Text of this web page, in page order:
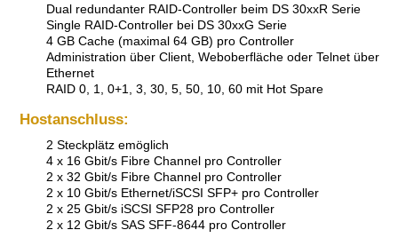
Dual redundanter RAID-Controller beim DS 30xxR Serie
Single RAID-Controller bei DS 30xxG Serie
4 GB Cache (maximal 64 GB) pro Controller
Administration über Client, Weboberfläche oder Telnet über
Ethernet
RAID 0, 1, 0+1, 3, 30, 5, 50, 10, 60 mit Hot Spare
Hostanschluss:
2 Steckplätz emöglich
4 x 16 Gbit/s Fibre Channel pro Controller
2 x 32 Gbit/s Fibre Channel pro Controller
2 x 10 Gbit/s Ethernet/iSCSI SFP+ pro Controller
2 x 25 Gbit/s iSCSI SFP28 pro Controller
2 x 12 Gbit/s SAS SFF-8644 pro Controller